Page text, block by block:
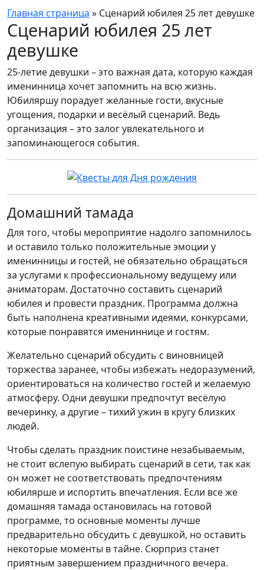
Главная страница » Сценарий юбилея 25 лет девушке
Сценарий юбилея 25 лет
девушке
25-летие девушки – это важная дата, которую каждая
именинница хочет запомнить на всю жизнь.
Юбиляршу порадует желанные гости, вкусные
угощения, подарки и весёлый сценарий. Ведь
организация – это залог увлекательного и
запоминающегося события.
Домашний тамада
Для того, чтобы мероприятие надолго запомнилось
и оставило только положительные эмоции у
именинницы и гостей, не обязательно обращаться
за услугами к профессиональному ведущему или
аниматорам. Достаточно составить сценарий
юбилея и провести праздник. Программа должна
быть наполнена креативными идеями, конкурсами,
которые понравятся имениннице и гостям.
Желательно сценарий обсудить с виновницей
торжества заранее, чтобы избежать недоразумений,
ориентироваться на количество гостей и желаемую
атмосферу. Одни девушки предпочтут весёлую
вечеринку, а другие – тихий ужин в кругу близких
людей.
Чтобы сделать праздник поистине незабываемым,
не стоит вслепую выбирать сценарий в сети, так как
он может не соответствовать предпочтениям
юбилярше и испортить впечатления. Если все же
домашняя тамада остановилась на готовой
программе, то основные моменты лучше
предварительно обсудить с девушкой, но оставить
некоторые моменты в тайне. Сюрприз станет
приятным завершением праздничного вечера.